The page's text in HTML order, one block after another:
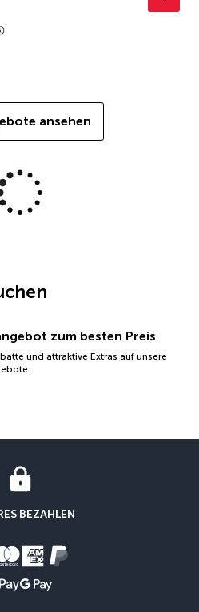
ansehen
zum besten Preis
und attraktive Extras auf unsere
BEZAHLEN